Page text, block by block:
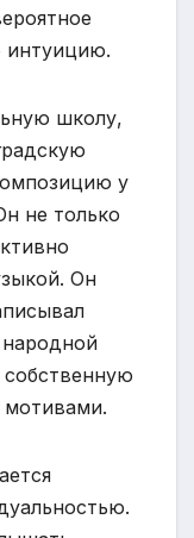
интуицию.
школу,
у
не только
Он